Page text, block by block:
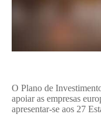
O Plano de
apoiar as empresas
apresentar-se aos 27